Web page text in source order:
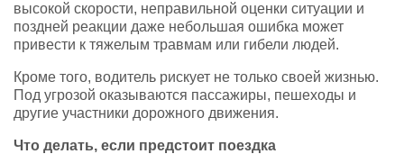
высокой скорости, неправильной оценки ситуации и
поздней реакции даже небольшая ошибка может
привести к тяжелым травмам или гибели людей.
Кроме того, водитель рискует не только своей жизнью.
Под угрозой оказываются пассажиры, пешеходы и
другие участники дорожного движения.
Что делать, если предстоит поездка